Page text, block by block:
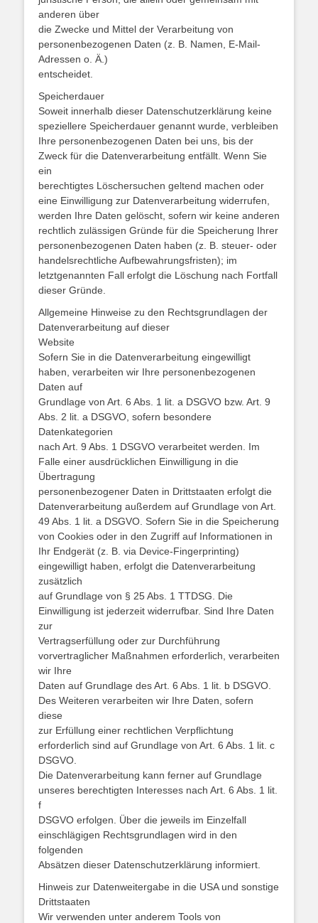
anderen über
die Zwecke und Mittel der Verarbeitung von
personenbezogenen Daten (z. B. Namen, E-Mail-
Adressen o. Ä.)
entscheidet.
Speicherdauer
Soweit innerhalb dieser Datenschutzerklärung keine
speziellere Speicherdauer genannt wurde, verbleiben
Ihre personenbezogenen Daten bei uns, bis der
Zweck für die Datenverarbeitung entfällt. Wenn Sie
ein
berechtigtes Löschersuchen geltend machen oder
eine Einwilligung zur Datenverarbeitung widerrufen,
werden Ihre Daten gelöscht, sofern wir keine anderen
rechtlich zulässigen Gründe für die Speicherung Ihrer
personenbezogenen Daten haben (z. B. steuer- oder
handelsrechtliche Aufbewahrungsfristen); im
letztgenannten Fall erfolgt die Löschung nach Fortfall
dieser Gründe.
Allgemeine Hinweise zu den Rechtsgrundlagen der
Datenverarbeitung auf dieser
Website
Sofern Sie in die Datenverarbeitung eingewilligt
haben, verarbeiten wir Ihre personenbezogenen
Daten auf
Grundlage von Art. 6 Abs. 1 lit. a DSGVO bzw. Art. 9
Abs. 2 lit. a DSGVO, sofern besondere
Datenkategorien
nach Art. 9 Abs. 1 DSGVO verarbeitet werden. Im
Falle einer ausdrücklichen Einwilligung in die
Übertragung
personenbezogener Daten in Drittstaaten erfolgt die
Datenverarbeitung außerdem auf Grundlage von Art.
49 Abs. 1 lit. a DSGVO. Sofern Sie in die Speicherung
von Cookies oder in den Zugriff auf Informationen in
Ihr Endgerät (z. B. via Device-Fingerprinting)
eingewilligt haben, erfolgt die Datenverarbeitung
zusätzlich
auf Grundlage von § 25 Abs. 1 TTDSG. Die
Einwilligung ist jederzeit widerrufbar. Sind Ihre Daten
zur
Vertragserfüllung oder zur Durchführung
vorvertraglicher Maßnahmen erforderlich, verarbeiten
wir Ihre
Daten auf Grundlage des Art. 6 Abs. 1 lit. b DSGVO.
Des Weiteren verarbeiten wir Ihre Daten, sofern
diese
zur Erfüllung einer rechtlichen Verpflichtung
erforderlich sind auf Grundlage von Art. 6 Abs. 1 lit. c
DSGVO.
Die Datenverarbeitung kann ferner auf Grundlage
unseres berechtigten Interesses nach Art. 6 Abs. 1 lit.
f
DSGVO erfolgen. Über die jeweils im Einzelfall
einschlägigen Rechtsgrundlagen wird in den
folgenden
Absätzen dieser Datenschutzerklärung informiert.
Hinweis zur Datenweitergabe in die USA und sonstige
Drittstaaten
Wir verwenden unter anderem Tools von